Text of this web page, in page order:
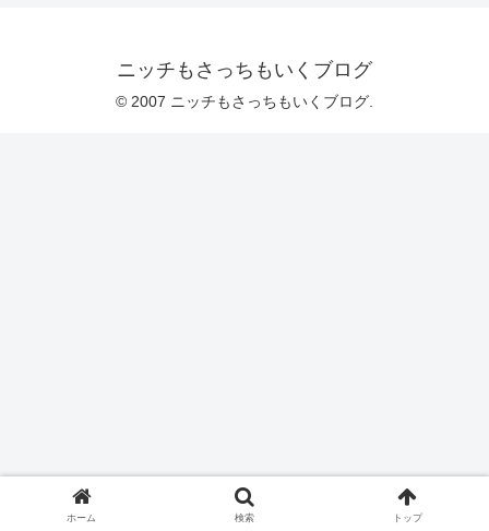
ニッチもさっちもいくブログ
© 2007 ニッチもさっちもいくブログ.
ホーム 検索 トップ